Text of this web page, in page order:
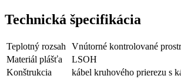
Technická špecifikácia
Teplotný rozsah
Vnútorné kontrolované
Materiál plášťa
LSOH
Konštrukcia
kábel kruhového prierezu s